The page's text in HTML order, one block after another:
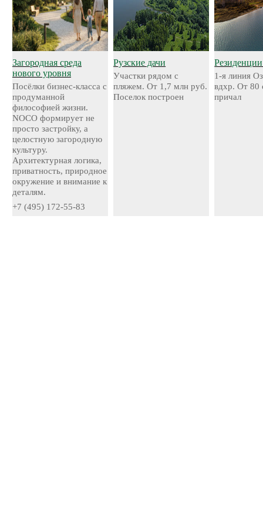
Загородная среда
нового уровня
Посёлки бизнес-класса с
продуманной
философией жизни.
NOCO формирует не
просто застройку, а
целостную загородную
культуру.
Архитектурная логика,
приватность, природное
окружение и внимание к
деталям.
+7 (495) 172-55-83
Рузские дачи
Участки рядом с
пляжем. От 1,7 млн руб.
Поселок построен
1-я линия
вдхр. От 80
причал